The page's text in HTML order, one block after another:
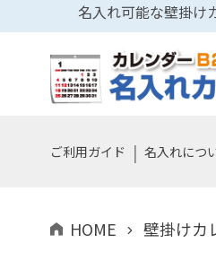
名入れ可能な壁掛け
ご利用ガイド | 名入れにつ
HOME 壁掛けカ